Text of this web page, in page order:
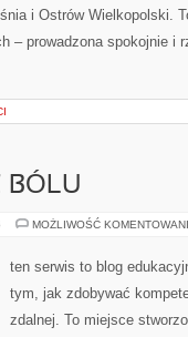
i Ostrów Wielkopolski.
– prowadzona spokojnie i
BÓLU
MOŻLIWOŚĆ
ten serwis to blog
tym, jak zdobywać
zdalnej. To miejsce